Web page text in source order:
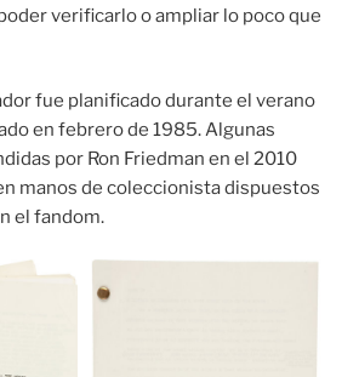
verificarlo o ampliar lo poco que
fue planificado durante el verano
en febrero de 1985. Algunas
por Ron Friedman en el 2010
manos de coleccionista dispuestos
el fandom.